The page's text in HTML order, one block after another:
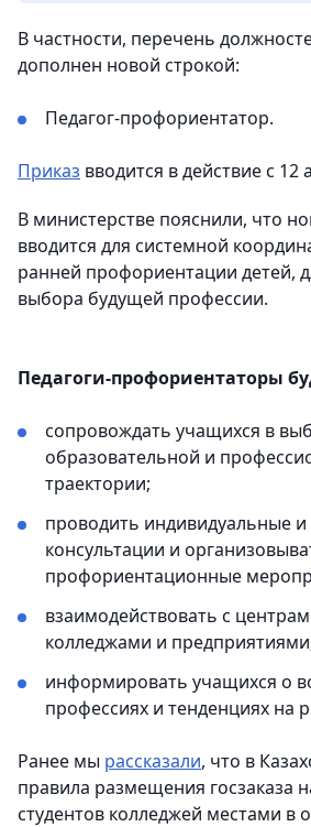
В частности, перечень
дополнен новой строкой:
Педагог-профориентатор.
Приказ вводится в действие с 12
В министерстве пояснили, что
вводится для системной
ранней профориентации детей,
выбора будущей профессии.
Педагоги-профориентаторы
сопровождать учащихся в
образовательной и
траектории;
проводить индивидуальные
консультации и
профориентационные
взаимодействовать с
колледжами и
информировать учащихся о
профессиях и тенденциях на
Ранее мы рассказали, что в
правила размещения госзаказа
студентов колледжей местами в